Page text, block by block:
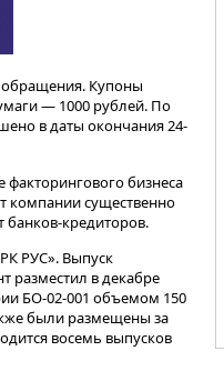
обращения. Купоны
— 1000 рублей. По
в даты окончания 24-
бизнеса
компании существенно
банков-кредиторов.
РУС». Выпуск
разместил в декабре
БО-02-001 объемом 150
были размещены за
восемь выпусков